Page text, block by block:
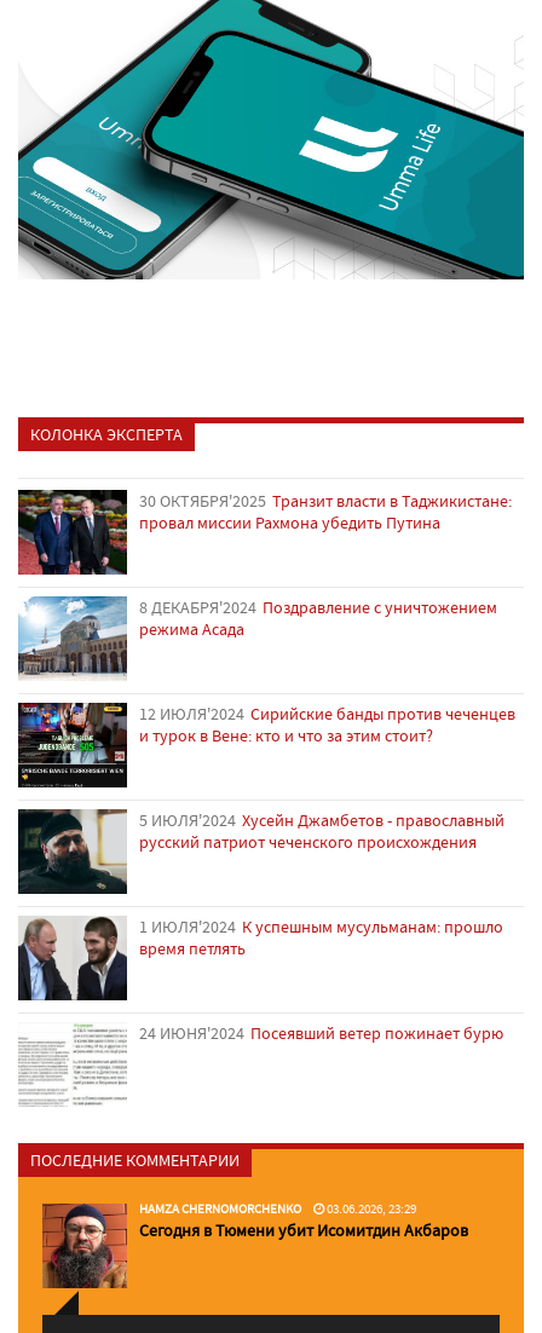
КОЛОНКА ЭКСПЕРТА
30 ОКТЯБРЯ'2025 Транзит власти в Таджикистане:
провал миссии Рахмона убедить Путина
8 ДЕКАБРЯ'2024 Поздравление с уничтожением
режима Асада
12 ИЮЛЯ'2024 Сирийские банды против чеченцев
и турок в Вене: кто и что за этим стоит?
5 ИЮЛЯ'2024 Хусейн Джамбетов - православный
русский патриот чеченского происхождения
1 ИЮЛЯ'2024 К успешным мусульманам: прошло
время петлять
24 ИЮНЯ'2024 Посеявший ветер пожинает бурю
ПОСЛЕДНИЕ КОММЕНТАРИИ
HAMZA CHERNOMORCHENKO 03.06.2026, 23:29
Сегодня в Тюмени убит Исомитдин Акбаров